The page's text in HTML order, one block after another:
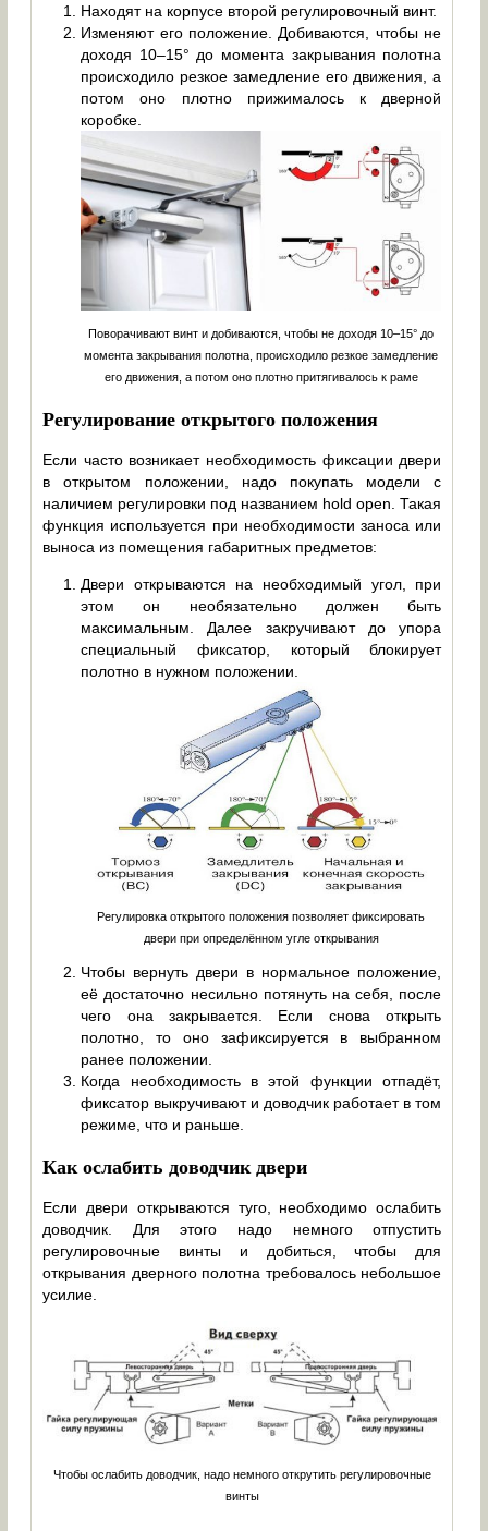
Находят на корпусе второй регулировочный винт.
Изменяют его положение. Добиваются, чтобы не
доходя 10–15° до момента закрывания полотна
происходило резкое замедление его движения, а
потом оно плотно прижималось к дверной
коробке.
Поворачивают винт и добиваются, чтобы не доходя 10–15° до
момента закрывания полотна, происходило резкое замедление
его движения, а потом оно плотно притягивалось к раме
Регулирование открытого положения
Если часто возникает необходимость фиксации двери
в открытом положении, надо покупать модели с
наличием регулировки под названием hold open. Такая
функция используется при необходимости заноса или
выноса из помещения габаритных предметов:
Двери открываются на необходимый угол, при
этом он необязательно должен быть
максимальным. Далее закручивают до упора
специальный фиксатор, который блокирует
полотно в нужном положении.
Регулировка открытого положения позволяет фиксировать
двери при определённом угле открывания
Чтобы вернуть двери в нормальное положение,
её достаточно несильно потянуть на себя, после
чего она закрывается. Если снова открыть
полотно, то оно зафиксируется в выбранном
ранее положении.
Когда необходимость в этой функции отпадёт,
фиксатор выкручивают и доводчик работает в том
режиме, что и раньше.
Как ослабить доводчик двери
Если двери открываются туго, необходимо ослабить
доводчик. Для этого надо немного отпустить
регулировочные винты и добиться, чтобы для
открывания дверного полотна требовалось небольшое
усилие.
Чтобы ослабить доводчик, надо немного открутить регулировочные
винты